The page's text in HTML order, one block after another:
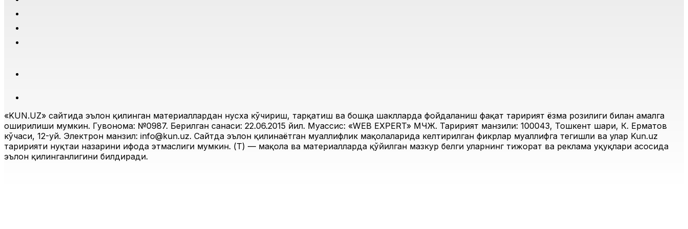
«KUN.UZ» сайтида эълон қилинган материаллардан нусха кўчириш, тарқатиш ва бошқа шаклларда фойдаланиш фақат таҳририят ёзма розилиги билан амалга
оширилиши мумкин. Гувоҳнома: №0987. Берилган санаси: 22.06.2015 йил. Муассис: «WEB EXPERT» МЧЖ. Таҳририят манзили: 100043, Тошкент шаҳри, К. Ерматов
кўчаси, 12-уй. Электрон манзил: info@kun.uz. Сайтда эълон қилинаётган муаллифлик мақолаларида келтирилган фикрлар муаллифга тегишли ва улар Kun.uz
таҳририяти нуқтаи назарини ифода этмаслиги мумкин. (Т) — мақола ва материалларда қўйилган мазкур белги уларнинг тижорат ва реклама ҳуқуқлари асосида
эълон қилинганлигини билдиради.